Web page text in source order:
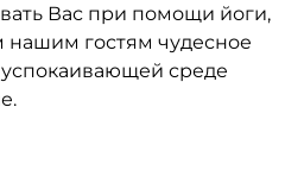
Вас при помощи йоги,
гостям чудесное
среде